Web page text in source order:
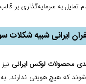
تمایل به سرمایه‌گذاری بر
ایرانی شبیه
محصولات لوکس ایرانی
که هیچ هویتی ندارند. به